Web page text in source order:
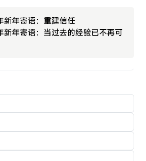
新年寄语：重建信任
年寄语：当过去的经验已不再可